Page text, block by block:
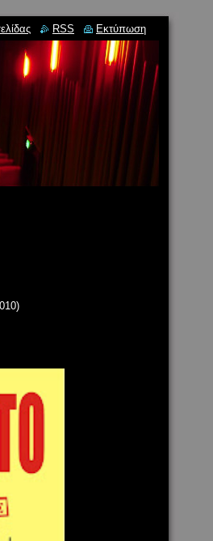
RSS Εκτύπωση